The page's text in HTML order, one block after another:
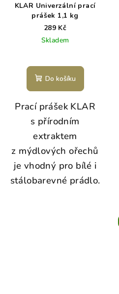
KLAR Univerzální prací
prášek 1,1 kg
289 Kč
Skladem
Do košíku
Prací prášek KLAR
s přírodním
extraktem
z mýdlových ořechů
je vhodný pro bílé i
stálobarevné prádlo.